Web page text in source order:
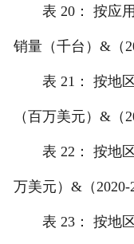
表 20： 按应用
销量（千台）&（
表 21： 按地区
（百万美元）&（
表 22： 按地区-
万美元）&（2020-
表 23： 按地区-